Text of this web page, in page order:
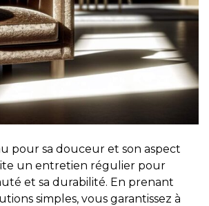
pour sa douceur et son aspect
un entretien régulier pour
et sa durabilité. En prenant
simples, vous garantissez à